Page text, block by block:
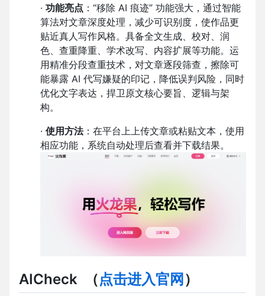
· 功能亮点 ：“移除 AI 痕迹” 功能强大，通过智能
算法对文章深度处理，减少可识别度，使作品更
贴近真人写作风格。具备全文生成、校对、润
色、查重降重、学术改写、内容扩展等功能。运
用精准分段查重技术，对文章逐段筛查，擦除可
能暴露 AI 代写嫌疑的印记，降低误判风险，同时
优化文字表达，捍卫原文核心要旨、逻辑与架
构。
· 使用方法：在平台上上传文章或粘贴文本，使用
相应功能，系统自动处理后查看并下载结果。
AICheck （点击进入官网 ）